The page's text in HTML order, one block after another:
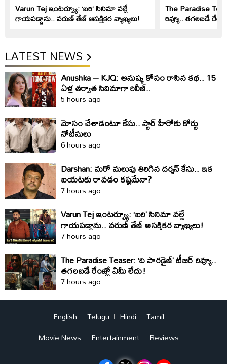
Varun Tej ఇంటర్వ్యూ: ‘బరి’ సినిమా వల్లే
గాయపడ్డాను.. వరుణ్ తేజ్ ఆసక్తికర వ్యాఖ్యలు!
The Paradise
రివ్యూ.. తగలబడే
LATEST NEWS
Anushka – KJQ: అనుష్క కోసం రాసిన కథ.. 15
ఏళ్ల తర్వాత సినిమాగా రిలీజ్‌..
5 hours ago
మోసం చేశాడంటూ కేసు.. స్టార్‌ హీరోకు కోర్టు
నోటీసులు
6 hours ago
Darshan: మరో మలుపు తిరిగిన దర్శన్‌ కేసు.. ఇక
బయటకు రావడం కష్టమేనా?
7 hours ago
Varun Tej ఇంటర్వ్యూ: ‘బరి’ సినిమా వల్లే
గాయపడ్డాను.. వరుణ్ తేజ్ ఆసక్తికర వ్యాఖ్యలు!
7 hours ago
The Paradise Teaser: ‘ది పారడైజ్’ టీజర్ రివ్యూ..
తగలబడే రేంజ్లో ఏమీ లేదు!
7 hours ago
English Telugu Hindi
Tamil
Movie News
Entertainment Reviews